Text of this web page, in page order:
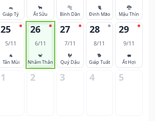
🐀
Giáp Tý
🐂
Ất Sửu
🐅
Bính Dần
🐈
Đinh Mão
🐉
Mậu Thìn
25
5/11
🐐
Tân Mùi
26
6/11
🐒
Nhâm Thân
27
7/11
🐓
Quý Dậu
28
8/11
🐕
Giáp Tuất
29
9/11
🐖
Ất Hợi
1 2 3 4 5